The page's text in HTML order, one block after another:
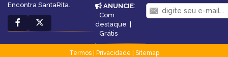
Encontra SantaRita.
ANUNCIE:
Com
destaque
Grátis
Termos| Privacidade
Sitemap